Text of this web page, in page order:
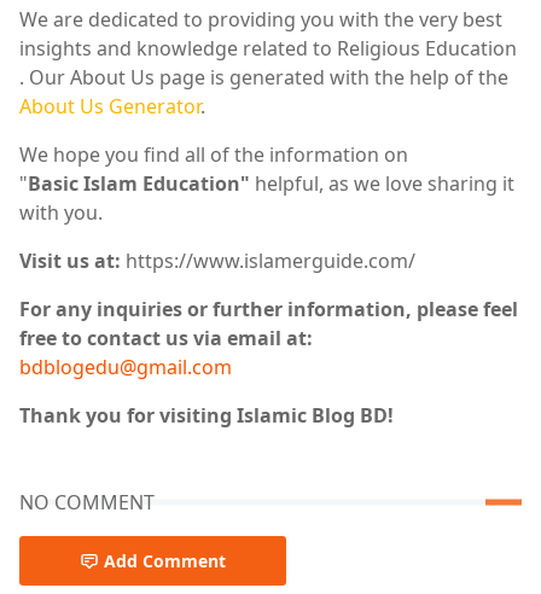
We are dedicated to providing you with the very best
insights and knowledge related to Religious Education
. Our About Us page is generated with the help of the
About Us Generator.
We hope you find all of the information on
"BasicIslam Education" helpful, as we love sharing it
with you.
Visit us at: https://www.islamerguide.com/
For any inquiries or further information, please feel
free to contact us via email at:
bdblogedu@gmail.com
Thank you for visiting Islamic Blog BD!
NO COMMENT
Add Comment